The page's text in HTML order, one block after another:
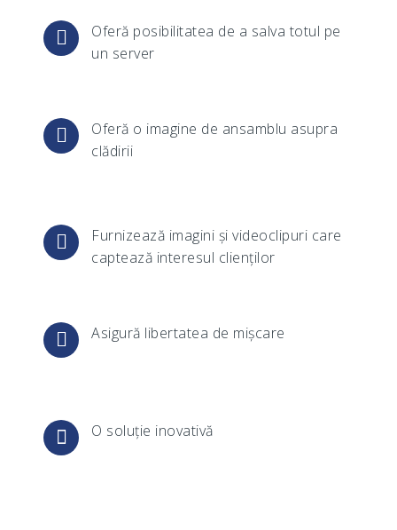
Oferă posibilitatea de a salva totul pe
un server
Oferă o imagine de ansamblu asupra
clădirii
Furnizează imagini și videoclipuri care
captează interesul clienților
Asigură libertatea de mișcare
O soluție inovativă